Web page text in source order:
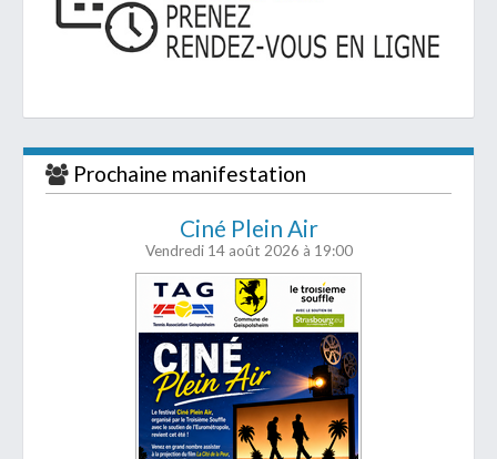
Prochaine manifestation
Ciné Plein Air
Vendredi 14 août 2026 à 19:00